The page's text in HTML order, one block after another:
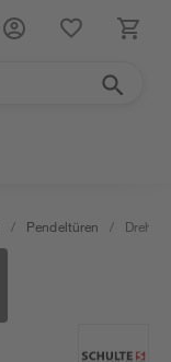
/ Pendeltüren /